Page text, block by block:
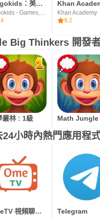
Lingokids：英語遊戲
Lingokids - Games, Shows & Songs for Kids
Khan Academy
9.2
Big Thinkers 開發
叢林 : 1級
24小時內熱門應用程
OmeTV 視頻聊天替代 – 認識陌生人，和他們交朋友 Telegram